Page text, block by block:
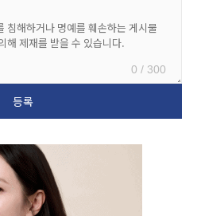
0 / 300